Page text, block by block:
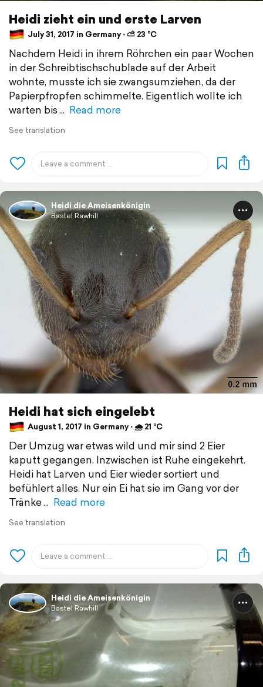
Heidi zieht ein und erste Larven
July 31, 2017 in Germany ⋅ ⛅ 23 °C
Nachdem Heidi in ihrem Röhrchen ein paar Wochen
in der Schreibtischschublade auf der Arbeit
wohnte, musste ich sie zwangsumziehen, da der
Papierpfropfen schimmelte. Eigentlich wollte ich
warten bis
Read more
See translation
Heidi die Ameisenkönigin
Bastel Rawhill
Heidi hat sich eingelebt
August 1, 2017 in Germany ⋅ 🌧 21 °C
Der Umzug war etwas wild und mir sind 2 Eier
kaputt gegangen. Inzwischen ist Ruhe eingekehrt.
Heidi hat Larven und Eier wieder sortiert und
befühlert alles. Nur ein Ei hat sie im Gang vor der
Tränke
Read more
See translation
Heidi die Ameisenkönigin
Bastel Rawhill